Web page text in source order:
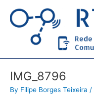
content
IMG_8796
By Filipe Borges Teixeira /